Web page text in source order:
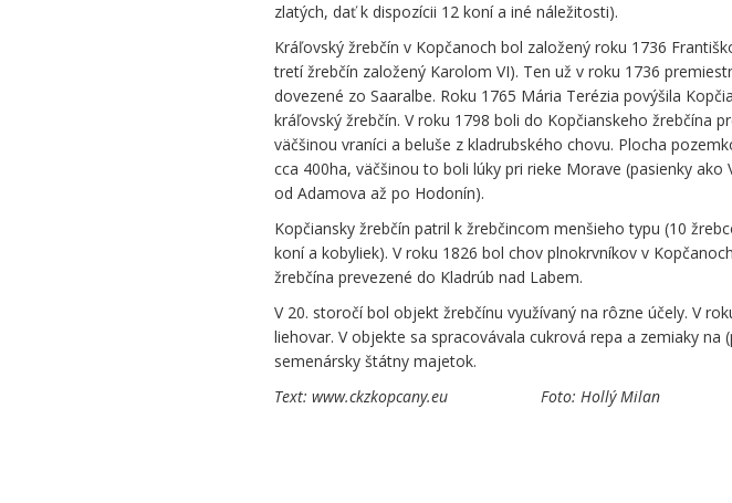
zlatých, dať k dispozícii 12 koní a iné náležitosti).
Kráľovský žrebčín v Kopčanoch bol založený roku 1736
tretí žrebčín založený Karolom VI). Ten už v roku 1736
dovezené zo Saaralbe. Roku 1765 Mária Terézia povýšila
kráľovský žrebčín. V roku 1798 boli do Kopčianskeho žrebčína
väčšinou vraníci a beluše z kladrubského chovu. Plocha
cca 400ha, väčšinou to boli lúky pri rieke Morave (pasienky
od Adamova až po Hodonín).
Kopčiansky žrebčín patril k žrebčincom menšieho typu (10
koní a kobyliek). V roku 1826 bol chov plnokrvníkov v
žrebčína prevezené do Kladrúb nad Labem.
V 20. storočí bol objekt žrebčínu využívaný na rôzne účely. V
liehovar. V objekte sa spracovávala cukrová repa a zemiaky
semenársky štátny majetok.
Text: www.ckzkopcany.eu Foto: Hollý Milan